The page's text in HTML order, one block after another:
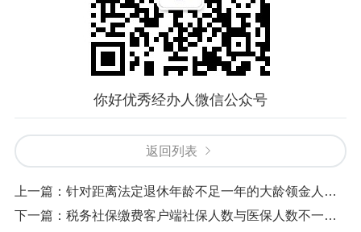
你好优秀经办人微信公众号
返回列表
上一篇： 针对距离法定退休年龄不足一年的大龄领金人员的优惠政策。
下一篇： 税务社保缴费客户端社保人数与医保人数不一致，按视频一步一步操作即可。